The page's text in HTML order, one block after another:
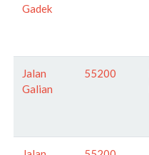
Gadek
Jalan
Galian
55200